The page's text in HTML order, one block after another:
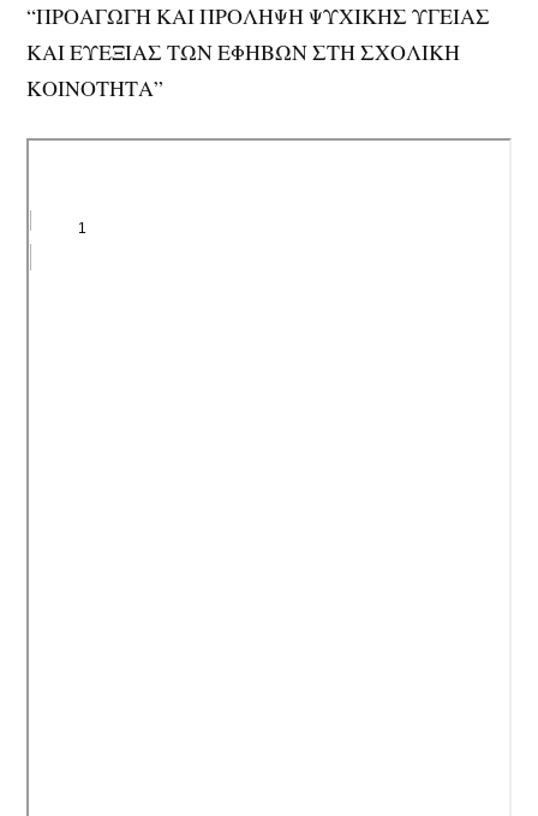
“ΠΡΟΑΓΩΓΗ ΚΑΙ ΠΡΟΛΗΨΗ ΨΥΧΙΚΗΣ ΥΓΕΙΑΣ
ΚΑΙ ΕΥΕΞΙΑΣ ΤΩΝ ΕΦΗΒΩΝ ΣΤΗ ΣΧΟΛΙΚΗ
ΚΟΙΝΟΤΗΤΑ”